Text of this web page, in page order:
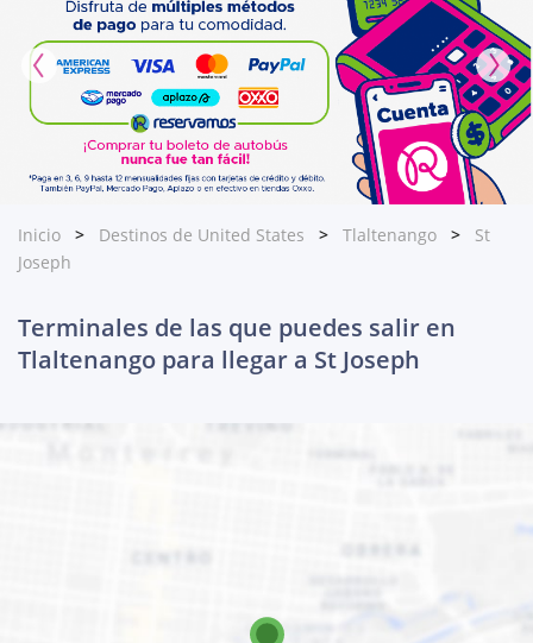
Inicio Destinos de United States Tlaltenango
St
Joseph
Terminales de las que puedes salir en
Tlaltenango para llegar a St Joseph